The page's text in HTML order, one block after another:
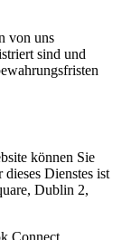
von uns
sind und
können Sie
Dienstes ist
Dublin 2,
Connect